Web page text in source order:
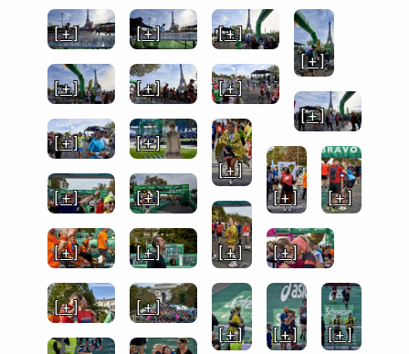
[ + ] [ + ]
[ + ]
[ + ]
[ + ]
[ + ]
[ + ]
[ + ]
[ + ]
[ + ]
[ + ]
[ + ]
[ + ] [ + ]
[ + ]
[ + ]
[ + ]
[ + ] [ + ]
[ + ]
[ + ]
[ + ]
[ + ]
[ + ]